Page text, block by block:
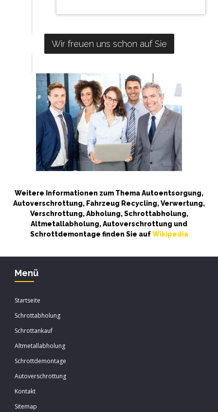
Wir freuen uns schon auf Sie
Weitere Informationen zum Thema Autoentsorgung,
Autoverschrottung, Fahrzeug Recycling, Verwertung,
Verschrottung, Abholung, Schrottabholung,
Altmetallabholung, Autoverschrottung und
Schrottdemontage finden Sie aufWikipedia
Menü
Startseite
Schrottabholung
Schrottankauf
Altmetallabholung
Schrottdemontage
Autoverschrottung
Kontakt
Sitemap